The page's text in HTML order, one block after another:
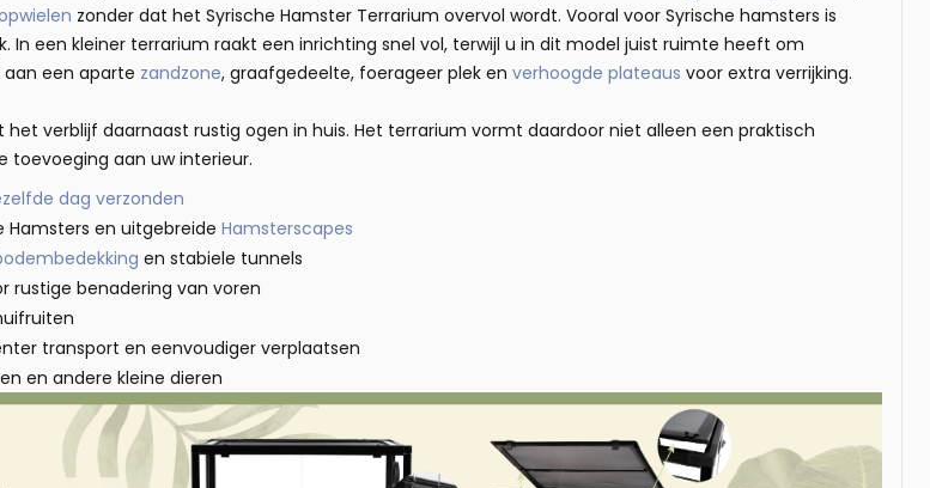
zonder dat het Syrische Hamster Terrarium overvol wordt. Vooral voor Syrische hamsters is
In een kleiner terrarium raakt een inrichting snel vol, terwijl u in dit model juist ruimte heeft om
aan een aparte zandzone, graafgedeelte, foerageer plek enverhoogde plateaus voor extra verrijking.
verblijf daarnaast rustig ogen in huis. Het terrarium vormt daardoor niet alleen een praktisch
toevoeging aan uw interieur.
dag verzonden
Hamsters en uitgebreideHamsterscapes
en stabiele tunnels
rustige benadering van voren
transport en eenvoudiger verplaatsen
en andere kleine dieren